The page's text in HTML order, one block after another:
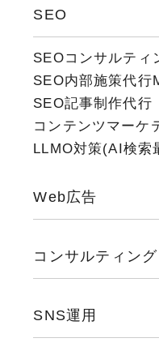
SEO
SEOコンサルティ
SEO内部施策代行
SEO記事制作代行
コンテンツマーケ
LLMO対策(AI検索
Web広告
コンサルティング
SNS運用